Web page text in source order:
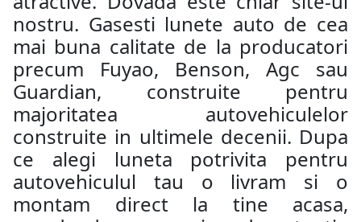
nostru. Gasesti lunete auto de cea
mai buna calitate de la producatori
precum Fuyao, Benson, Agc sau
Guardian, construite pentru
majoritatea autovehiculelor
construite in ultimele decenii. Dupa
ce alegi luneta potrivita pentru
autovehiculul tau o livram si o
montam direct la tine acasa,